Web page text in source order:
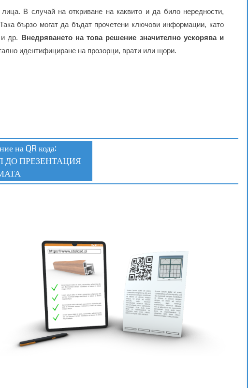
В случай на откриване на каквито и да било нередности,
бързо могат да бъдат прочетени ключови информации, като
др. Внедряването на това решение значително ускорява и
идентифициране на прозорци, врати или щори.
на QR кода:
ПРЕЗЕНТАЦИЯ